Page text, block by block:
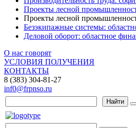
Проекты лесной
Проекты лесной
Безэкипажные системы:
Деловой оборот: областное
О нас говорят
УСЛОВИЯ ПОЛУЧЕНИЯ
КОНТАКТЫ
8 (383) 304-81-27
inf0@frpnso.ru
Найти